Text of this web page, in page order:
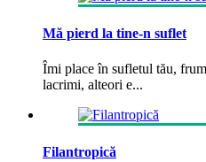
Mă pierd la tine-n suflet
Îmi place în sufletul tău,
lacrimi, alteori e...
Filantropică